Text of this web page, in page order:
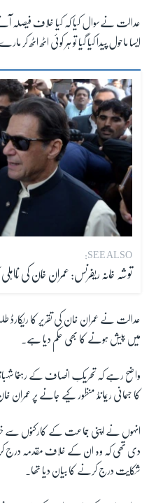
زبان
عدالت نےسوال کیا کہ کیا خلاف فیصلہ
ایسا ماحول پیدا کیا گیا تو ہر کوئی اٹھ اٹھ کر
SEE ALSO:
توشہ خانہ ریفرنس: عمران خان کی
میں پیش ہونے کا بھی حکم دیا ہے۔
واضح رہے کہ تحریکِ انصاف کے رہنما
کا جسمانی ریمانڈ منظور کیے جانے پر عمران
انہوں نے اپنی جماعت کے کارکنوں سے
دی تھی کہ وہ ان کے خلاف مقدمہ درج
شکایت درج کرنے کا بیان دیا تھا۔